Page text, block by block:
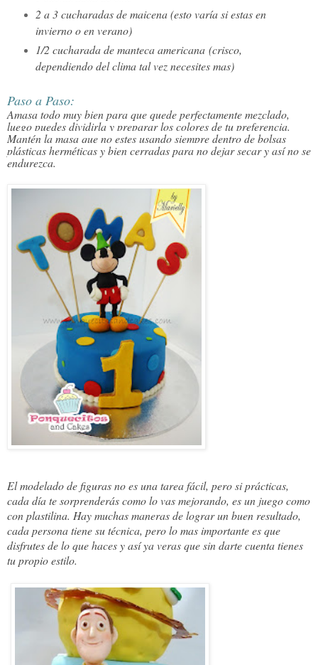
2 a 3 cucharadas de maicena (esto varía si estas en
invierno o en verano)
1/2 cucharada de manteca americana (crisco,
dependiendo del clima tal vez necesites mas)
Paso a Paso:
Amasa todo muy bien para que quede perfectamente mezclado,
Mantén la masa que no estes usando siempre dentro de bolsas
plásticas herméticas y bien cerradas para no dejar secar y así no se
endurezca.
El modelado de figuras no es una tarea fácil, pero si prácticas,
cada día te sorprenderás como lo vas mejorando, es un juego como
con plastilina. Hay muchas maneras de lograr un buen resultado,
cada persona tiene su técnica, pero lo mas importante es que
disfrutes de lo que haces y así ya veras que sin darte cuenta tienes
tu propio estilo.